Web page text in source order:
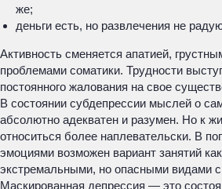
же;
деньги есть, но развлечения не
Активность сменяется апатией,
проблемами соматики. Трудности
постоянного жалования на свое
В состоянии субдепрессии мыслей о
абсолютно адекватен и разумен. Но к
относиться более наплевательски. В
эмоциями возможен вариант занятий
экстремальными, но опасными видами
Маскированная депрессия — это